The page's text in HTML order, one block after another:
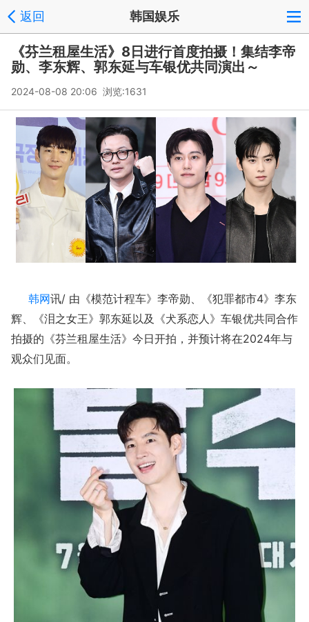
返回 韩国娱乐
《芬兰租屋生活》8日进行首度拍摄！集结李帝
勋、李东辉、郭东延与车银优共同演出～
2024-08-08 20:06 浏览:1631
韩网讯/ 由《模范计程车》李帝勋、《犯罪都市4》李东
辉、《泪之女王》郭东延以及《犬系恋人》车银优共同合作
拍摄的《芬兰租屋生活》今日开拍，并预计将在2024年与
观众们见面。